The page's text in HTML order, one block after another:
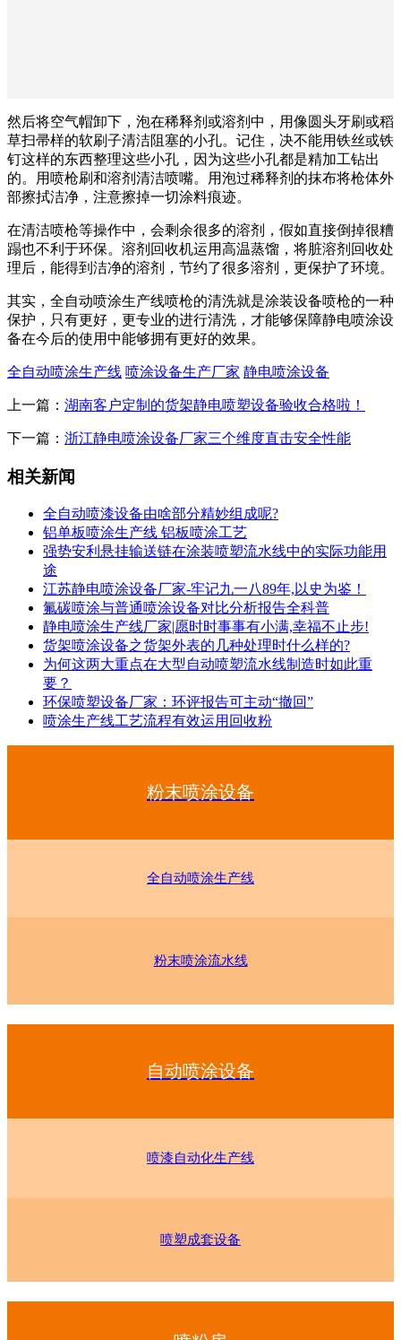
然后将空气帽卸下，泡在稀释剂或溶剂中，用像圆头牙刷或稻
草扫帚样的软刷子清洁阻塞的小孔。记住，决不能用铁丝或铁
钉这样的东西整理这些小孔，因为这些小孔都是精加工钻出
的。用喷枪刷和溶剂清洁喷嘴。用泡过稀释剂的抹布将枪体外
部擦拭洁净，注意擦掉一切涂料痕迹。
在清洁喷枪等操作中，会剩余很多的溶剂，假如直接倒掉很糟
蹋也不利于环保。溶剂回收机运用高温蒸馏，将脏溶剂回收处
理后，能得到洁净的溶剂，节约了很多溶剂，更保护了环境。
其实，全自动喷涂生产线喷枪的清洗就是涂装设备喷枪的一种
保护，只有更好，更专业的进行清洗，才能够保障静电喷涂设
备在今后的使用中能够拥有更好的效果。
全自动喷涂生产线 喷涂设备生产厂家 静电喷涂设备
上一篇： 湖南客户定制的货架静电喷塑设备验收合格啦！
下一篇： 浙江静电喷涂设备厂家三个维度直击安全性能
相关新闻
全自动喷漆设备由啥部分精妙组成呢?
铝单板喷涂生产线 铝板喷涂工艺
强势安利悬挂输送链在涂装喷塑流水线中的实际功能用
途
江苏静电喷涂设备厂家-牢记九一八89年,以史为鉴！
氟碳喷涂与普通喷涂设备对比分析报告全科普
静电喷涂生产线厂家|愿时时事事有小满,幸福不止步!
货架喷涂设备之货架外表的几种处理时什么样的?
为何这两大重点在大型自动喷塑流水线制造时如此重
要？
环保喷塑设备厂家：环评报告可主动“撤回”
喷涂生产线工艺流程有效运用回收粉
粉末喷涂设备
全自动喷涂生产线
粉末喷涂流水线
自动喷涂设备
喷漆自动化生产线
喷塑成套设备